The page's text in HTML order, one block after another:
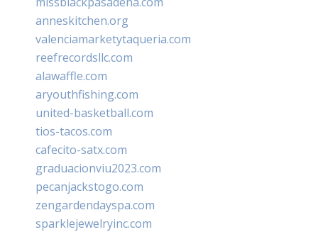
anneskitchen.org
valenciamarketytaqueria.com
reefrecordsllc.com
alawaffle.com
aryouthfishing.com
united-basketball.com
tios-tacos.com
cafecito-satx.com
graduacionviu2023.com
pecanjackstogo.com
zengardendayspa.com
sparklejewelryinc.com